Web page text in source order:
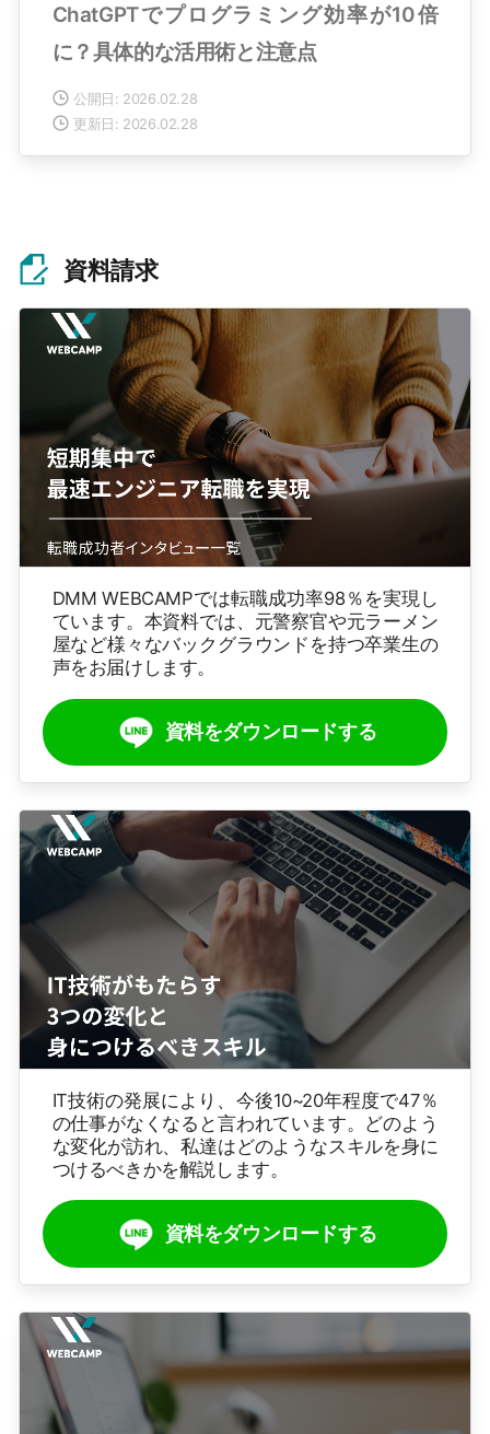
ChatGPTでプログラミング効率が10倍
に？具体的な活用術と注意点
公開日: 2026.02.28
更新日: 2026.02.28
資料請求
DMM WEBCAMPでは転職成功率98％を実現し
ています。本資料では、元警察官や元ラーメン
屋など様々なバックグラウンドを持つ卒業生の
声をお届けします。
資料をダウンロードする
IT技術の発展により、今後10~20年程度で47％
の仕事がなくなると言われています。どのよう
な変化が訪れ、私達はどのようなスキルを身に
つけるべきかを解説します。
資料をダウンロードする